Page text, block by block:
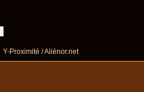
Y-Proximité / Aliénor.net